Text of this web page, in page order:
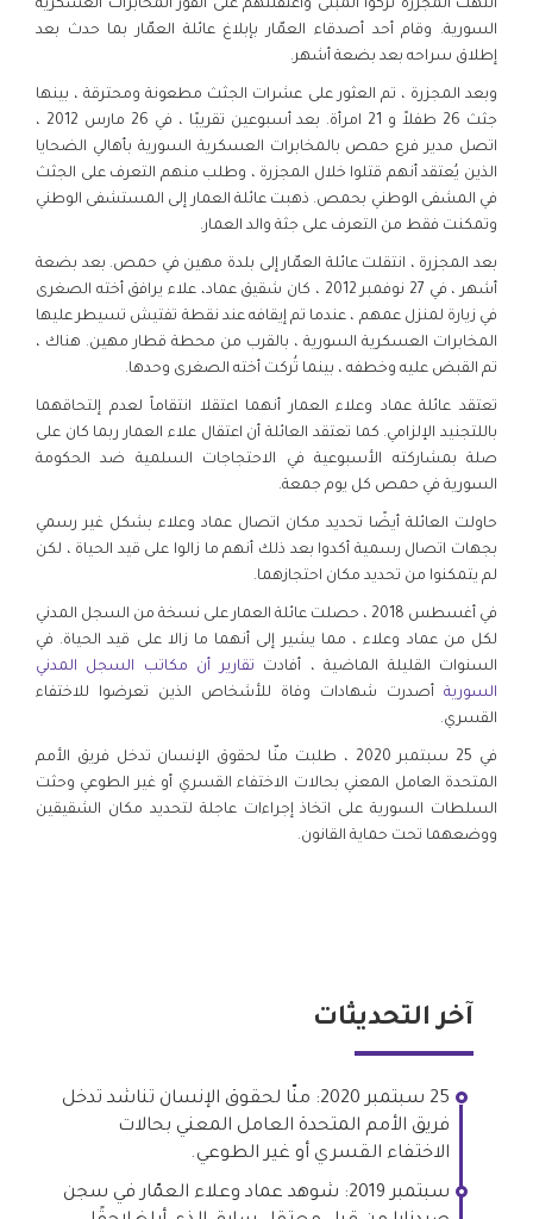
انتهت المجزرة تركوا المبنى واعتقلتهم على الفور المخابرات العسكرية
السورية. وقام أحد أصدقاء العمّار بإبلاغ عائلة العمّار بما حدث بعد
إطلاق سراحه بعد بضعة أشهر.
وبعد المجزرة ، تم العثور على عشرات الجثث مطعونة ومحترقة ، بينها
جثث 26 طفلاً و 21 امرأة. بعد أسبوعين تقريبًا ، في 26 مارس 2012 ،
اتصل مدير فرع حمص بالمخابرات العسكرية السورية بأهالي الضحايا
الذين يُعتقد أنهم قتلوا خلال المجزرة ، وطلب منهم التعرف على الجثث
في المشفى الوطني بحمص. ذهبت عائلة العمار إلى المستشفى الوطني
وتمكنت فقط من التعرف على جثة والد العمار.
بعد المجزرة ، انتقلت عائلة العمّار إلى بلدة مهين في حمص. بعد بضعة
أشهر ، في 27 نوفمبر 2012 ، كان شقيق عماد، علاء يرافق أخته الصغرى
في زيارة لمنزل عمهم ، عندما تم إيقافه عند نقطة تفتيش تسيطر عليها
المخابرات العسكرية السورية ، بالقرب من محطة قطار مهين. هناك ،
تم القبض عليه وخطفه ، بينما تُركت أخته الصغرى وحدها.
تعتقد عائلة عماد وعلاء العمار أنهما اعتقلا انتقاماً لعدم إلتحاقهما
باللتجنيد الإلزامي. كما تعتقد العائلة أن اعتقال علاء العمار ربما كان على
صلة بمشاركته الأسبوعية في الاحتجاجات السلمية ضد الحكومة
السورية في حمص كل يوم جمعة.
حاولت العائلة أيضًا تحديد مكان اتصال عماد وعلاء بشكل غير رسمي
بجهات اتصال رسمية أكدوا بعد ذلك أنهم ما زالوا على قيد الحياة ، لكن
لم يتمكنوا من تحديد مكان احتجازهما.
في أغسطس 2018 ، حصلت عائلة العمار على نسخة من السجل المدني
لكل من عماد وعلاء ، مما يشير إلى أنهما ما زالا على قيد الحياة. في
السنوات القليلة الماضية ، أفادت تقارير أن مكاتب السجل المدني
السورية أصدرت شهادات وفاة للأشخاص الذين تعرضوا للاختفاء
القسري.
في 25 سبتمبر 2020 ، طلبت منّا لحقوق الإنسان تدخل فريق الأمم
المتحدة العامل المعني بحالات الاختفاء القسري أو غير الطوعي وحثت
السلطات السورية على اتخاذ إجراءات عاجلة لتحديد مكان الشقيقين
ووضعهما تحت حماية القانون.
آخر التحديثات
25 سبتمبر 2020: منّا لحقوق الإنسان تناشد تدخل
فريق الأمم المتحدة العامل المعني بحالات
الاختفاء القسري أو غير الطوعي.
سبتمبر 2019: شوهد عماد وعلاء العمّار في سجن